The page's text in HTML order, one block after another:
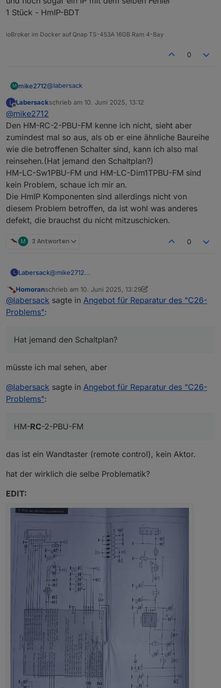
1 Stück - HmIP-BDT
ioBroker im Docker auf Qnap TS-453A 16GB Ram 4-Bay
0
M mike2712@labersack
4 Stück - HM-LC-Sw1PBU-FM
1 Stück - HM-RC-2-PBU-FM
1 Stück - HM-LC-Dim1TPBU-FM
und noch sogar ein IP mit dem selben Fehler
1 Stück - HmIP-BDT
L
Offline
Labersackschrieb am 10. Juni 2025, 13:12
zuletzt editiert von
@mike2712
Den HM-RC-2-PBU-FM kenne ich nicht, sieht aber
zumindest mal so aus, als ob er eine ähnliche Baureihe
wie die betroffenen Schalter sind, kann ich also mal
reinsehen.(Hat jemand den Schaltplan?)
HM-LC-Sw1PBU-FM und HM-LC-Dim1TPBU-FM sind
kein Problem, schaue ich mir an.
Die HmIP Komponenten sind allerdings nicht von
diesem Problem betroffen, da ist wohl was anderes
defekt, die brauchst du nicht mitzuschicken.
M 3 Antworten 0
L Labersack@mike2712
zumindest mal so aus, als ob er eine ähnliche
Baureihe wie die betroffenen Schalter sind, kann
Die HmIP Komponenten sind allerdings nicht von
Nicht stören
Homoranschrieb am 10. Juni 2025, 13:29
zuletzt editiert von Homoran6. Okt. 2025, 15:38
@labersack sagte in Angebot für Reparatur des "C26-
Problems":
Hat jemand den Schaltplan?
müsste ich mal sehen, aber
@labersack sagte in Angebot für Reparatur des "C26-
Problems":
HM-RC-2-PBU-FM
das ist ein Wandtaster (remote control), kein Aktor.
hat der wirklich die selbe Problematik?
EDIT: